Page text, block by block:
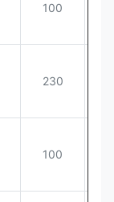
100
230
100